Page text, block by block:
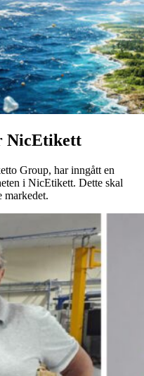
NicEtikett
Group, har inngått en
i NicEtikett. Dette skal
markedet.